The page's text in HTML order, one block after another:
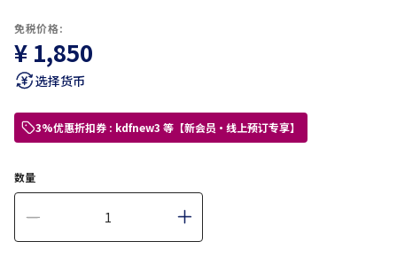
免税价格:
¥ 1,850
选择货币
3%优惠折扣券 : kdfnew3 等【新会员・线上预订专享】
数量